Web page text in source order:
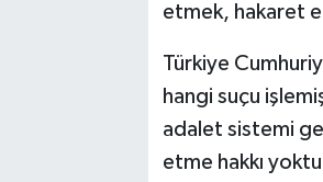
etmek, hakaret
Türkiye
hangi suçu
adalet sistemi
etme hakkı